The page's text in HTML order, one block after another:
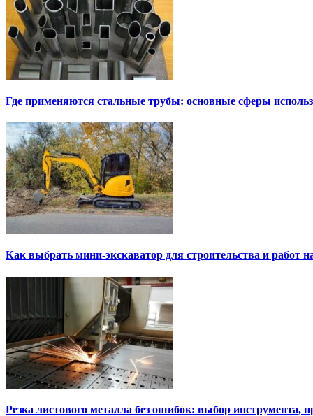
Где применяются стальные трубы: основные сферы
Как выбрать мини-экскаватор для строительства и работ
Резка листового металла без ошибок: выбор инструмента,